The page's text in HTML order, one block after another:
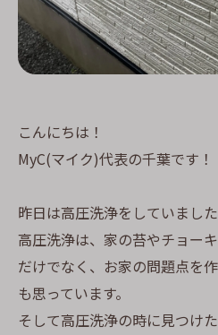
こんにちは！
MyC(マイク)代表の千葉です！
昨日は高圧洗浄をしていました
高圧洗浄は、家の苔やチョー
だけでなく、お家の問題点を
も思っています。
そして高圧洗浄の時に見つけ